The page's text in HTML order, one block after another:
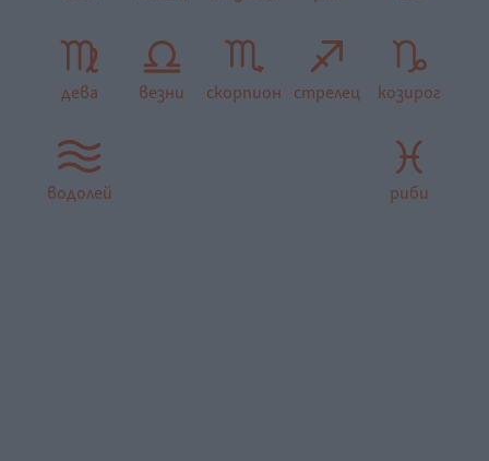
дева везни скорпион стрелец козирог
водолей риби